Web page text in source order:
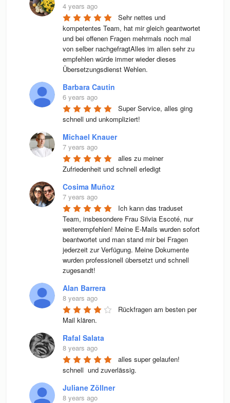
4 years ago
Sehr nettes und
kompetentes Team, hat mir gleich geantwortet
und bei offenen Fragen mehrmals noch mal
von selber nachgefragtAlles im allen sehr zu
empfehlen würde immer wieder dieses
Übersetzungsdienst Wehlen.
Barbara Cautin
6 years ago
Super Service, alles ging
schnell und unkompliziert!
Michael Knauer
7 years ago
alles zu meiner
Zufriedenheit und schnell erledigt
Cosima Muñoz
7 years ago
Ich kann das traduset
Team, insbesondere Frau Silvia Escoté, nur
weiterempfehlen! Meine E-Mails wurden sofort
beantwortet und man stand mir bei Fragen
jederzeit zur Verfügung. Meine Dokumente
wurden professionell übersetzt und schnell
zugesandt!
Alan Barrera
8 years ago
Rückfragen am besten per
Mail klären.
Rafal Salata
8 years ago
alles super gelaufen!
schnell  und zuverlässig.
Juliane Zöllner
8 years ago